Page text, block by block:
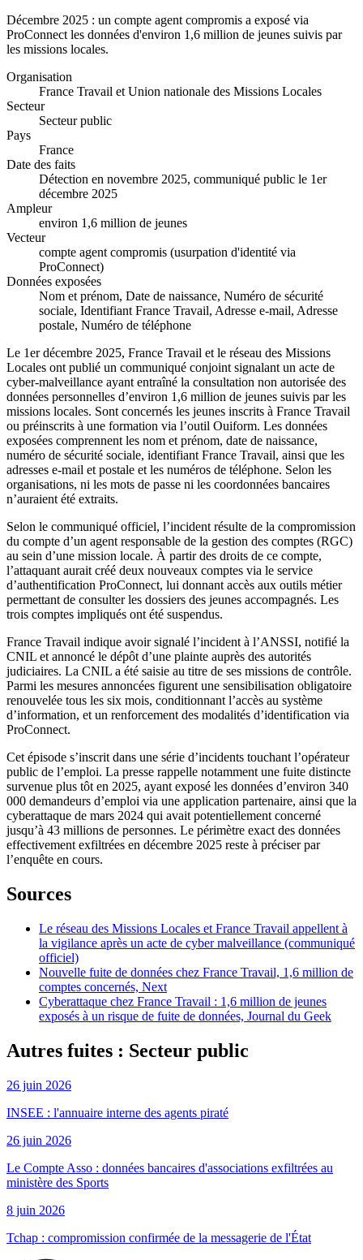
Décembre 2025 : un compte agent compromis a exposé via
ProConnect les données d'environ 1,6 million de jeunes suivis par
les missions locales.
Organisation
France Travail et Union nationale des Missions Locales
Secteur
Secteur public
Pays
France
Date des faits
Détection en novembre 2025, communiqué public le 1er
décembre 2025
Ampleur
environ 1,6 million de jeunes
Vecteur
compte agent compromis (usurpation d'identité via
ProConnect)
Données exposées
Nom et prénom, Date de naissance, Numéro de sécurité
sociale, Identifiant France Travail, Adresse e-mail, Adresse
postale, Numéro de téléphone
Le 1er décembre 2025, France Travail et le réseau des Missions
Locales ont publié un communiqué conjoint signalant un acte de
cyber-malveillance ayant entraîné la consultation non autorisée des
données personnelles d’environ 1,6 million de jeunes suivis par les
missions locales. Sont concernés les jeunes inscrits à France Travail
ou préinscrits à une formation via l’outil Ouiform. Les données
exposées comprennent les nom et prénom, date de naissance,
numéro de sécurité sociale, identifiant France Travail, ainsi que les
adresses e-mail et postale et les numéros de téléphone. Selon les
organisations, ni les mots de passe ni les coordonnées bancaires
n’auraient été extraits.
Selon le communiqué officiel, l’incident résulte de la compromission
du compte d’un agent responsable de la gestion des comptes (RGC)
au sein d’une mission locale. À partir des droits de ce compte,
l’attaquant aurait créé deux nouveaux comptes via le service
d’authentification ProConnect, lui donnant accès aux outils métier
permettant de consulter les dossiers des jeunes accompagnés. Les
trois comptes impliqués ont été suspendus.
France Travail indique avoir signalé l’incident à l’ANSSI, notifié la
CNIL et annoncé le dépôt d’une plainte auprès des autorités
judiciaires. La CNIL a été saisie au titre de ses missions de contrôle.
Parmi les mesures annoncées figurent une sensibilisation obligatoire
renouvelée tous les six mois, conditionnant l’accès au système
d’information, et un renforcement des modalités d’identification via
ProConnect.
Cet épisode s’inscrit dans une série d’incidents touchant l’opérateur
public de l’emploi. La presse rappelle notamment une fuite distincte
survenue plus tôt en 2025, ayant exposé les données d’environ 340
000 demandeurs d’emploi via une application partenaire, ainsi que la
cyberattaque de mars 2024 qui avait potentiellement concerné
jusqu’à 43 millions de personnes. Le périmètre exact des données
effectivement exfiltrées en décembre 2025 reste à préciser par
l’enquête en cours.
Sources
Le réseau des Missions Locales et France Travail appellent à
la vigilance après un acte de cyber malveillance (communiqué
officiel)
Nouvelle fuite de données chez France Travail, 1,6 million de
comptes concernés, Next
Cyberattaque chez France Travail : 1,6 million de jeunes
exposés à un risque de fuite de données, Journal du Geek
Autres fuites : Secteur public
26 juin 2026
INSEE : l'annuaire interne des agents piraté
26 juin 2026
Le Compte Asso : données bancaires d'associations exfiltrées au
ministère des Sports
8 juin 2026
Tchap : compromission confirmée de la messagerie de l'État